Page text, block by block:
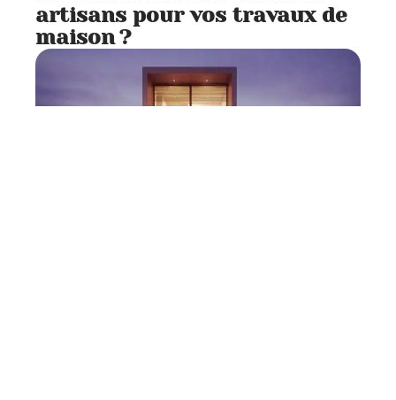
artisans pour vos travaux de
maison ?